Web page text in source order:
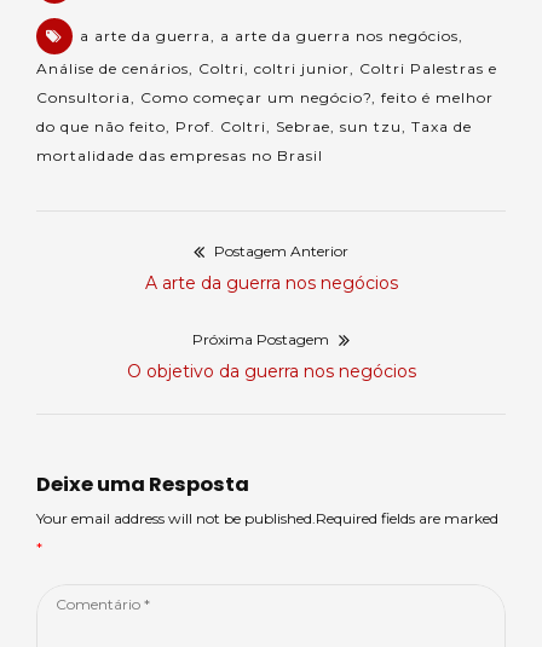
a arte da guerra a arte da guerra nos negócios
Análise de cenários
Coltri coltri junior
Coltri Palestras e
Consultoria
Como começar um negócio? feito é melhor
do que não feito
Prof. Coltri Sebrae sun tzu
Taxa de
mortalidade das empresas no Brasil
Postagem Anterior
Postagem
A arte da guerra nos negócios
Próxima Postagem
Próxima
O objetivo da guerra nos negócios
Deixe uma Resposta
Your email address will not be published.Required fields are marked
*
Comentário